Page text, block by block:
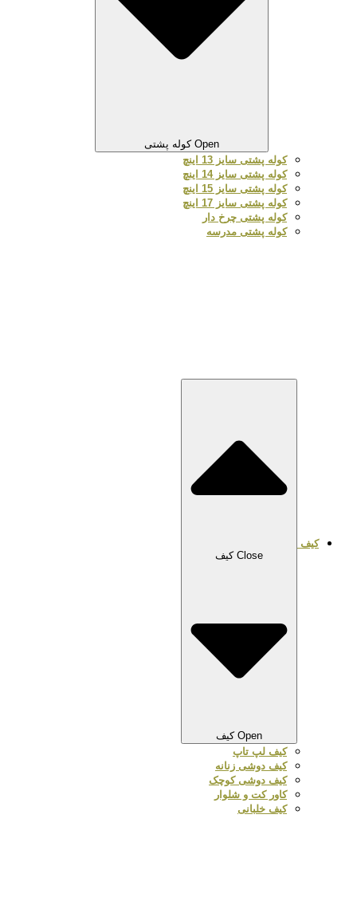
Open کوله پشتی
کوله پشتی سایز 13 اینچ
کوله پشتی سایز 14 اینچ
کوله پشتی سایز 15 اینچ
کوله پشتی سایز 17 اینچ
کوله پشتی چرخ دار
کوله پشتی مدرسه
کیف
Close کیف
Open کیف
کیف لپ تاپ
کیف دوشی زنانه
کیف دوشی کوچک
کاور کت و شلوار
کیف خلبانی